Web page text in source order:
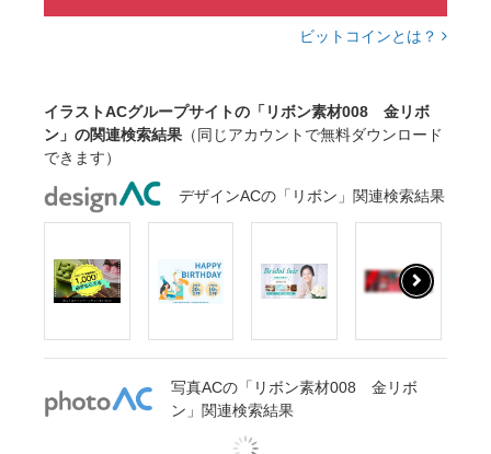
ビットコインとは？
イラストACグループサイトの「リボン素材008 金リボ
ン」の関連検索結果 （同じアカウントで無料ダウンロード
できます）
デザインACの「リボン」関連検索結果
写真ACの「リボン素材008 金リボ
ン」関連検索結果